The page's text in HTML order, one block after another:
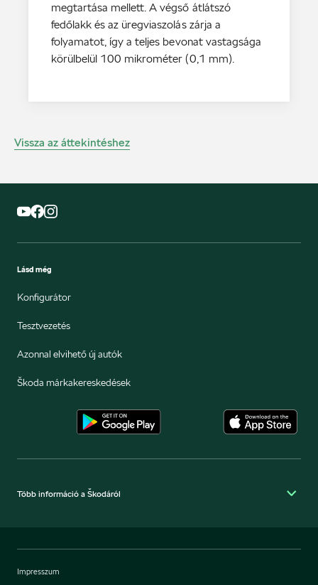
megtartása mellett. A végső átlátszó
fedőlakk és az üregviaszolás zárja a
folyamatot, így a teljes bevonat vastagsága
körülbelül 100 mikrométer (0,1 mm).
Vissza az áttekintéshez
Lásd még
Konfigurátor
Tesztvezetés
Azonnal elvihető új autók
Škoda márkakereskedések
Több információ a Škodáról
Impresszum